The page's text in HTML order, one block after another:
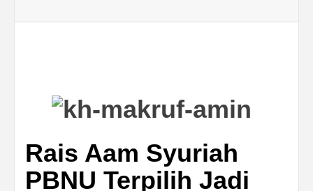
Rais Aam Syuriah
PBNU Terpilih Jadi